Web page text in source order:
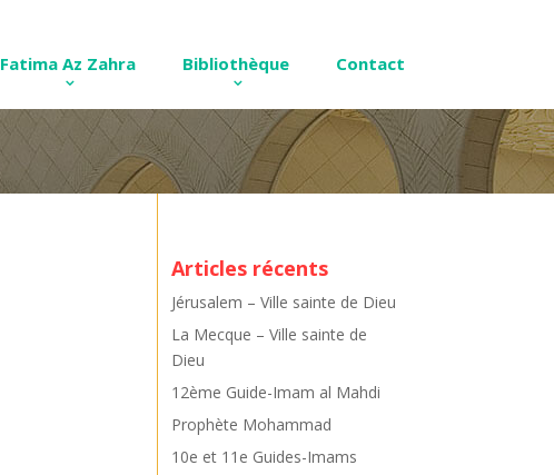
Fatima Az Zahra Bibliothèque Contact
Articles récents
Jérusalem – Ville sainte de Dieu
La Mecque – Ville sainte de
Dieu
12ème Guide-Imam al Mahdi
Prophète Mohammad
10e et 11e Guides-Imams